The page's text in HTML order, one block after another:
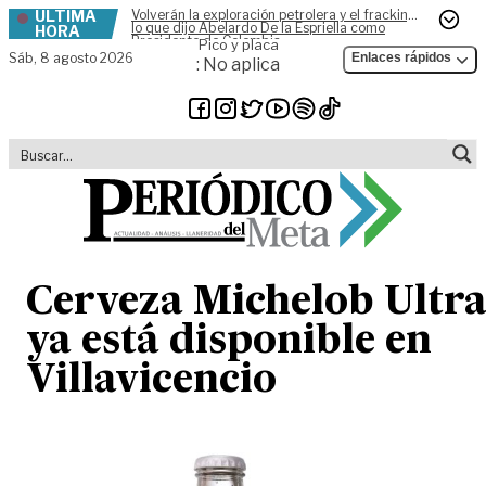
Skip to content
ÚLTIMA
HORA
Volverán la exploración petrolera y el fracking,
lo que dijo Abelardo De la Espriella como
Presidente de Colombia
Sáb, 8 agosto 2026
Pico y placa
: No aplica Enlaces rápidos
Cerveza Michelob Ultra
ya está disponible en
Villavicencio